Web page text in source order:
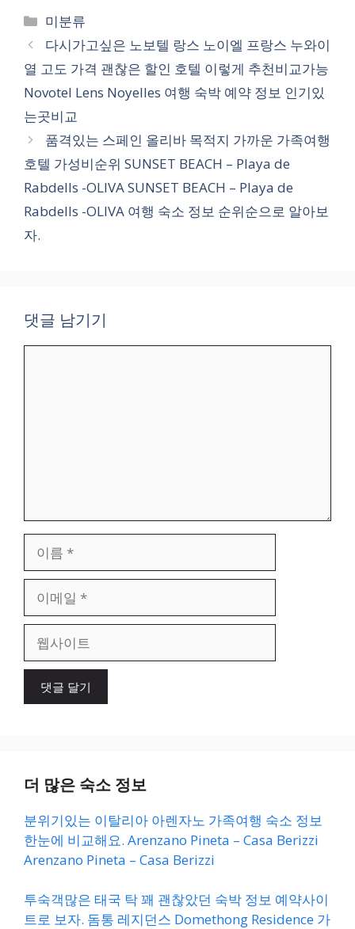
카
테
고
리
미분류
다시가고싶은 노보텔 랑스 노이엘 프랑스 누와이
열 고도 가격 괜찮은 할인 호텔 이렇게 추천비교가능
Novotel Lens Noyelles 여행 숙박 예약 정보 인기있
는곳비교
품격있는 스페인 올리바 목적지 가까운 가족여행
호텔 가성비순위 SUNSET BEACH – Playa de
Rabdells -OLIVA SUNSET BEACH – Playa de
Rabdells -OLIVA 여행 숙소 정보 순위순으로 알아보
자.
댓글 남기기
일
이
더 많은 숙소 정보
분위기있는 이탈리아 아렌자노 가족여행 숙소 정보
한눈에 비교해요. Arenzano Pineta – Casa Berizzi
Arenzano Pineta – Casa Berizzi
투숙객많은 태국 탁 꽤 괜찮았던 숙박 정보 예약사이
트로 보자. 돔통 레지던스 Domethong Residence 가